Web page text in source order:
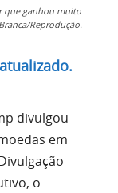
que ganhou muito
Reprodução.
divulgou
em
o